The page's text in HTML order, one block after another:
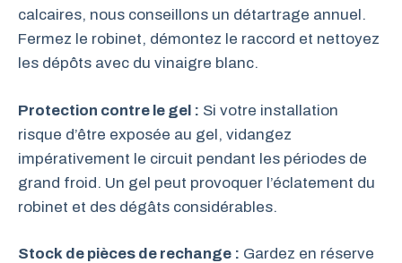
calcaires, nous conseillons un détartrage annuel.
Fermez le robinet, démontez le raccord et nettoyez
les dépôts avec du vinaigre blanc.
Protection contre le gel : Si votre installation
risque d’être exposée au gel, vidangez
impérativement le circuit pendant les périodes de
grand froid. Un gel peut provoquer l’éclatement du
robinet et des dégâts considérables.
Stock de pièces de rechange : Gardez en réserve